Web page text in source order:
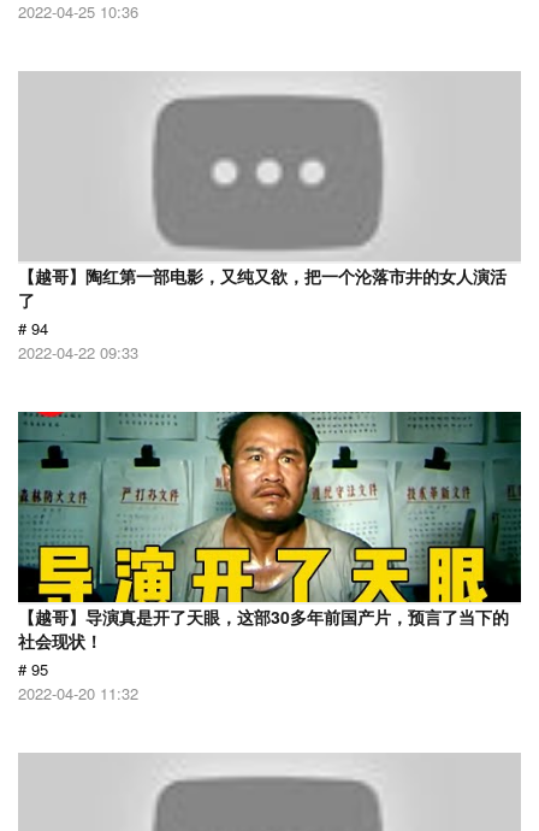
2022-04-25 10:36
【越哥】陶红第一部电影，又纯又欲，把一个沦落市井的女人演活
了
# 94
2022-04-22 09:33
【越哥】导演真是开了天眼，这部30多年前国产片，预言了当下的
社会现状！
# 95
2022-04-20 11:32